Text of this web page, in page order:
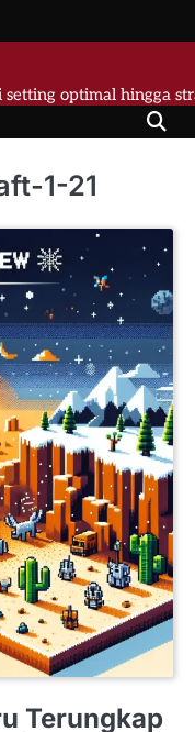
optimal hingga
1-21
Terungkap